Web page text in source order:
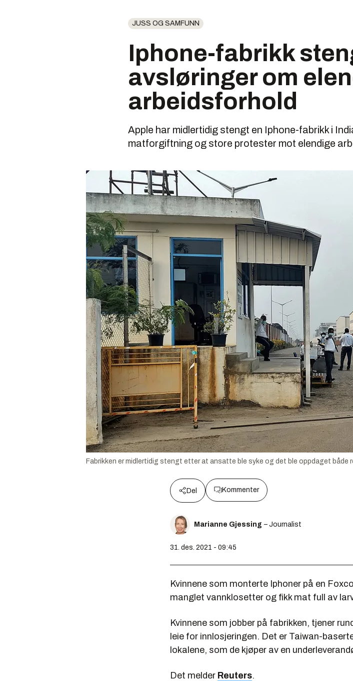
JUSS OG SAMFUNN
Iphone-fabrikk
avsløringer om
arbeidsforhold
Apple har midlertidig stengt en Iphone-fabrikk i
matforgiftning og store protester mot elendige
Fabrikken er midlertidig stengt etter at ansatte ble syke og det ble oppdaget både
Del Kommenter
Marianne Gjessing – Journalist
31. des. 2021 - 09:45
Kvinnene som monterte Iphoner på en
manglet vannklosetter og fikk mat full av
Kvinnene som jobber på fabrikken, tjener
leie for innlosjeringen. Det er Taiwan-
lokalene, som de kjøper av en
Det melder Reuters.